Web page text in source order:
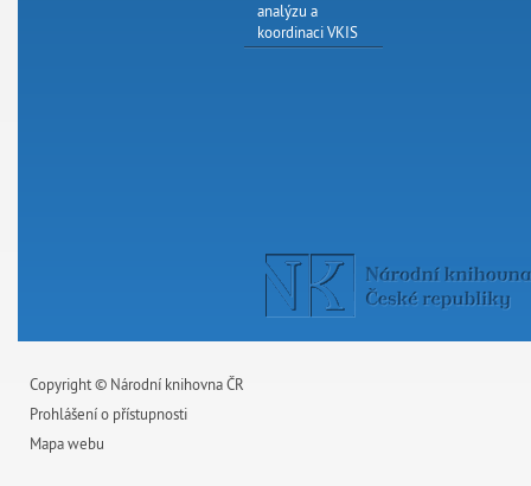
analýzu a
koordinaci VKIS
Copyright © Národní knihovna ČR
Prohlášení o přístupnosti
Mapa webu